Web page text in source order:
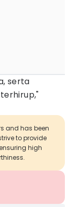
serta
and has been
to provide
high